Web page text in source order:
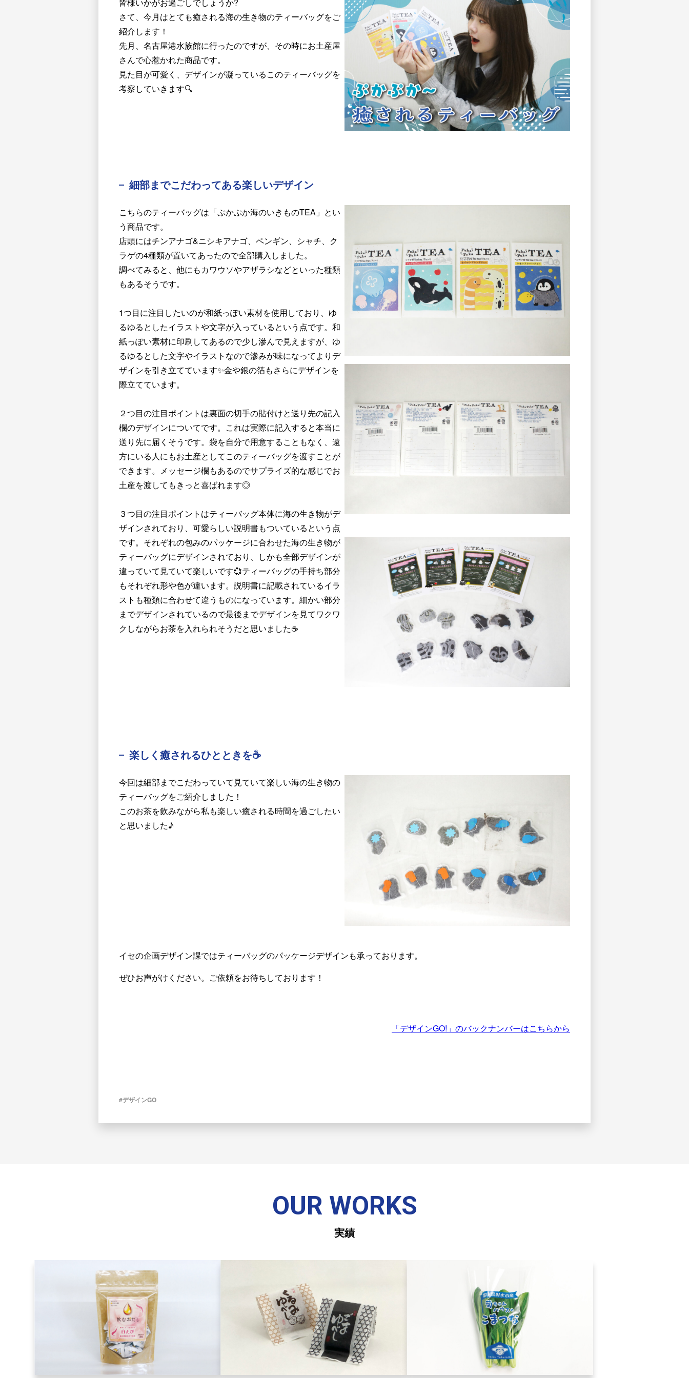
さて、今月はとても癒される海の生き物のティーバッグをご
紹介します！
先月、名古屋港水族館に行ったのですが、その時にお土産屋
さんで心惹かれた商品です。
見た目が可愛く、デザインが凝っているこのティーバッグを
考察していきます🔍
細部までこだわってある楽しいデザイン
こちらのティーバッグは「ぷかぷか海のいきものTEA」とい
う商品です。
店頭にはチンアナゴ&ニシキアナゴ、ペンギン、シャチ、ク
ラゲの4種類が置いてあったので全部購入しました。
調べてみると、他にもカワウソやアザラシなどといった種類
もあるそうです。
1つ目に注目したいのが和紙っぽい素材を使用しており、ゆ
るゆるとしたイラストや文字が入っているという点です。和
紙っぽい素材に印刷してあるので少し滲んで見えますが、ゆ
るゆるとした文字やイラストなので滲みが味になってよりデ
ザインを引き立てています✨金や銀の箔もさらにデザインを
際立てています。
２つ目の注目ポイントは裏面の切手の貼付けと送り先の記入
欄のデザインについてです。これは実際に記入すると本当に
送り先に届くそうです。袋を自分で用意することもなく、遠
方にいる人にもお土産としてこのティーバッグを渡すことが
できます。メッセージ欄もあるのでサプライズ的な感じでお
土産を渡してもきっと喜ばれます◎
３つ目の注目ポイントはティーバッグ本体に海の生き物がデ
ザインされており、可愛らしい説明書もついているという点
です。それぞれの包みのパッケージに合わせた海の生き物が
ティーバッグにデザインされており、しかも全部デザインが
違っていて見ていて楽しいです💞ティーバッグの手持ち部分
もそれぞれ形や色が違います。説明書に記載されているイラ
ストも種類に合わせて違うものになっています。細かい部分
までデザインされているので最後までデザインを見てワクワ
クしながらお茶を入れられそうだと思いました☕
楽しく癒されるひとときを☕
今回は細部までこだわっていて見ていて楽しい海の生き物の
ティーバッグをご紹介しました！
このお茶を飲みながら私も楽しい癒される時間を過ごしたい
と思いました♪
イセの企画デザイン課ではティーバッグのパッケージデザインも承っております。
ぜひお声がけください。ご依頼をお待ちしております！
「デザインGO!」のバックナンバーはこちらから
#デザインGO
OUR WORKS
実績